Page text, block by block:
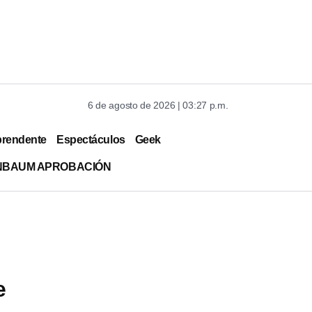
6 de agosto de 2026 | 03:27 p.m.
Espectáculos Geek
APROBACIÓN